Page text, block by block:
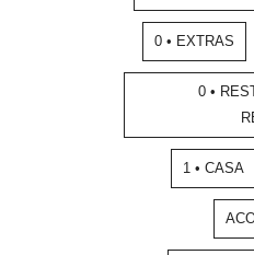
0 • EXTRAS
0 •
1 • CASA